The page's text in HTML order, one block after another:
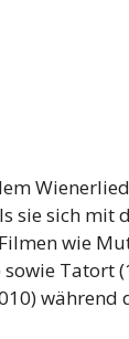
sie sich mit
wie
Tatort
während